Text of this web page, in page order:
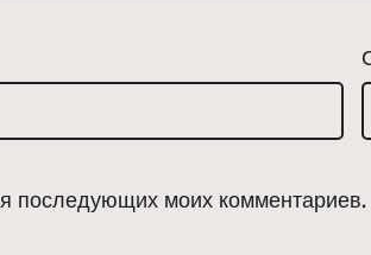
последующих моих комментариев.